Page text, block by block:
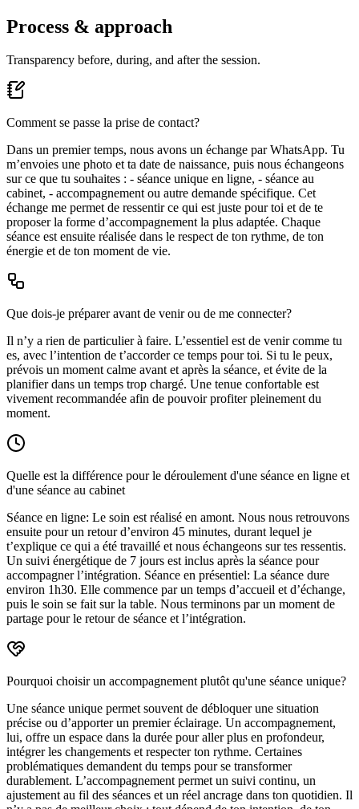
Process & approach
Transparency before, during, and after the session.
Comment se passe la prise de contact?
Dans un premier temps, nous avons un échange par WhatsApp. Tu
m’envoies une photo et ta date de naissance, puis nous échangeons
sur ce que tu souhaites : - séance unique en ligne, - séance au
cabinet, - accompagnement ou autre demande spécifique. Cet
échange me permet de ressentir ce qui est juste pour toi et de te
proposer la forme d’accompagnement la plus adaptée. Chaque
séance est ensuite réalisée dans le respect de ton rythme, de ton
énergie et de ton moment de vie.
Que dois-je préparer avant de venir ou de me connecter?
Il n’y a rien de particulier à faire. L’essentiel est de venir comme tu
es, avec l’intention de t’accorder ce temps pour toi. Si tu le peux,
prévois un moment calme avant et après la séance, et évite de la
planifier dans un temps trop chargé. Une tenue confortable est
vivement recommandée afin de pouvoir profiter pleinement du
moment.
Quelle est la différence pour le déroulement d'une séance en ligne et
d'une séance au cabinet
Séance en ligne: Le soin est réalisé en amont. Nous nous retrouvons
ensuite pour un retour d’environ 45 minutes, durant lequel je
t’explique ce qui a été travaillé et nous échangeons sur tes ressentis.
Un suivi énergétique de 7 jours est inclus après la séance pour
accompagner l’intégration. Séance en présentiel: La séance dure
environ 1h30. Elle commence par un temps d’accueil et d’échange,
puis le soin se fait sur la table. Nous terminons par un moment de
partage pour le retour de séance et l’intégration.
Pourquoi choisir un accompagnement plutôt qu'une séance unique?
Une séance unique permet souvent de débloquer une situation
précise ou d’apporter un premier éclairage. Un accompagnement,
lui, offre un espace dans la durée pour aller plus en profondeur,
intégrer les changements et respecter ton rythme. Certaines
problématiques demandent du temps pour se transformer
durablement. L’accompagnement permet un suivi continu, un
ajustement au fil des séances et un réel ancrage dans ton quotidien. Il